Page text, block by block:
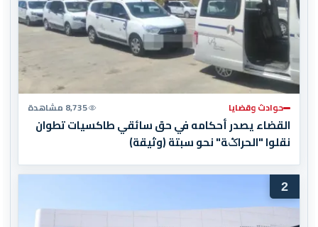
حوادث وقضايا 8,735 مشاهدة
القضاء يصدر أحكامه في حق سائقي طاكسيات تطوان
نقلوا "الحراݣة" نحو سبتة (وثيقة)
2